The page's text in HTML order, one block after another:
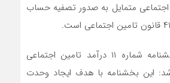
متمایل به صدور تصفیه حساب
وی در ادامه به بخشنامه شماره ۱۱ درآمد تامین اجتماعی
شد: این بخشنامه با هدف ایجاد وحدت